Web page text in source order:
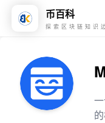
币百科
探索区块链知识